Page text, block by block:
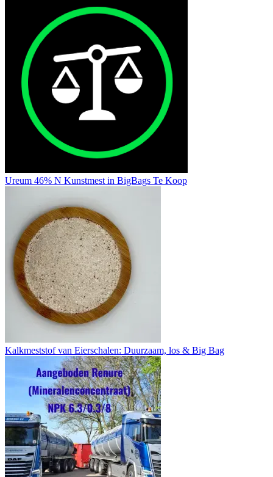
Ureum 46% N Kunstmest in BigBags Te Koop
Kalkmeststof van Eierschalen: Duurzaam, los & Big Bag